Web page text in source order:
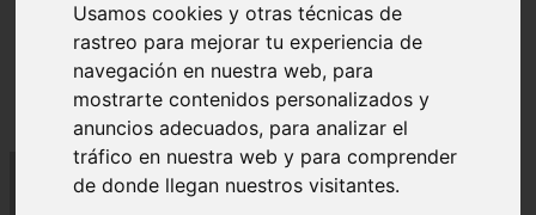
Usamos cookies y otras técnicas de
rastreo para mejorar tu experiencia de
navegación en nuestra web, para
mostrarte contenidos personalizados y
anuncios adecuados, para analizar el
tráfico en nuestra web y para comprender
de donde llegan nuestros visitantes.
En África harán lo que parecía imposible: Utilizarán
moléculas de agua para cocinar sus alimentos